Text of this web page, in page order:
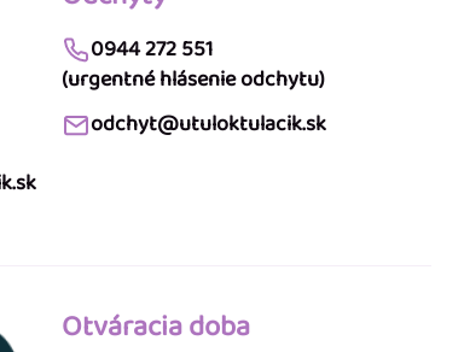
0944 272 551
(urgentné hlásenie odchytu)
odchyt@utuloktulacik.sk
Otváracia doba